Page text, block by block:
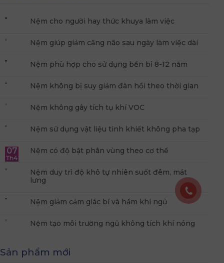
Nệm cho người hay thức khuya làm việc
Nệm giúp giảm căng não sau ngày làm việc dài
Nệm phù hợp cho sử dụng bền bỉ 8-12 năm
Nệm không bị suy giảm đàn hồi theo thời gian
Nệm không gây tích tụ khí VOC
Nệm sử dụng vật liệu tinh khiết không pha tạp
07
Th4
Nệm có độ bật phân vùng theo cơ thể
Nệm duy trì độ khô tự nhiên suốt đêm, mát
lưng
Nệm giảm cảm giác bí và hầm khi ngủ
Nệm tạo môi trường ngủ không tích khí nóng
Sản phẩm mới